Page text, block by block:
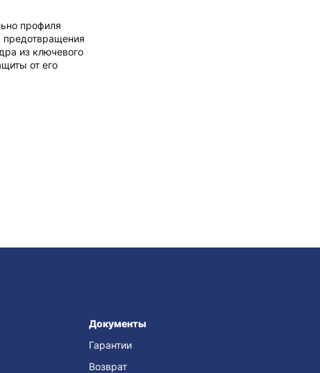
профиля
предотвращения
из ключевого
от его
Документы
Гарантии
Возврат